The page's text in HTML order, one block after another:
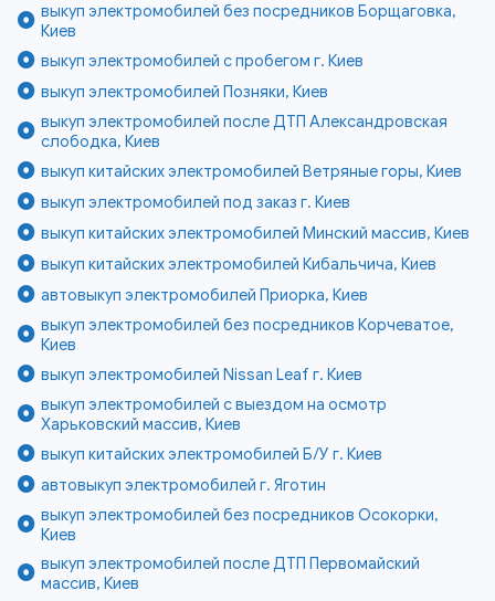
выкуп электромобилей без посредников Борщаговка,
Киев
выкуп электромобилей с пробегом г. Киев
выкуп электромобилей Позняки, Киев
выкуп электромобилей после ДТП Александровская
слободка, Киев
выкуп китайских электромобилей Ветряные горы, Киев
выкуп электромобилей под заказ г. Киев
выкуп китайских электромобилей Минский массив, Киев
выкуп китайских электромобилей Кибальчича, Киев
автовыкуп электромобилей Приорка, Киев
выкуп электромобилей без посредников Корчеватое,
Киев
выкуп электромобилей Nissan Leaf г. Киев
выкуп электромобилей с выездом на осмотр
Харьковский массив, Киев
выкуп китайских электромобилей Б/У г. Киев
автовыкуп электромобилей г. Яготин
выкуп электромобилей без посредников Осокорки,
Киев
выкуп электромобилей после ДТП Первомайский
массив, Киев